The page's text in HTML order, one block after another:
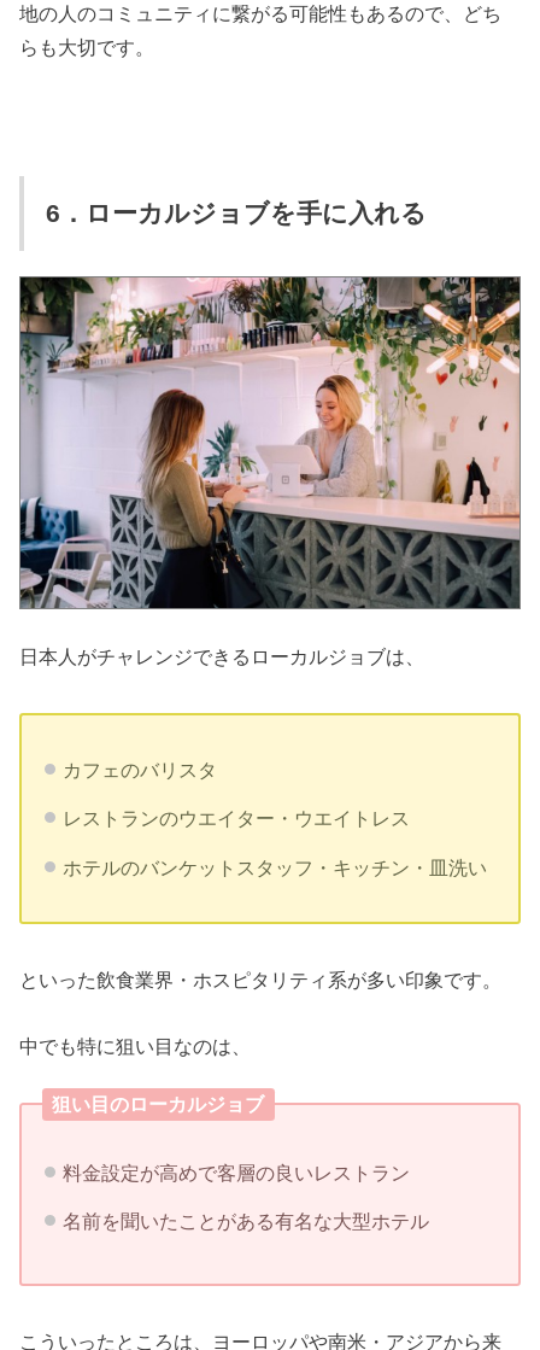
地の人のコミュニティに繋がる可能性もあるので、どち
らも大切です。
6．ローカルジョブを手に入れる
日本人がチャレンジできるローカルジョブは、
カフェのバリスタ
レストランのウエイター・ウエイトレス
ホテルのバンケットスタッフ・キッチン・皿洗い
といった飲食業界・ホスピタリティ系が多い印象です。
中でも特に狙い目なのは、
狙い目のローカルジョブ
料金設定が高めで客層の良いレストラン
名前を聞いたことがある有名な大型ホテル
こういったところは、ヨーロッパや南米・アジアから来